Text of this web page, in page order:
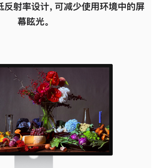
射率设计，可减少使用环境中的屏
幕眩光。